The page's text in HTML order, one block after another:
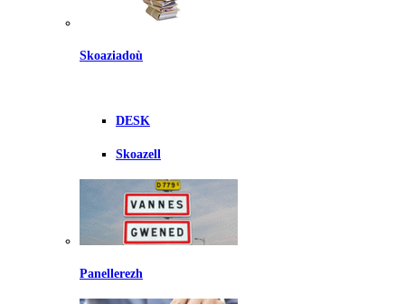
Skoaziadoù
DESK
Skoazell
Panellerezh